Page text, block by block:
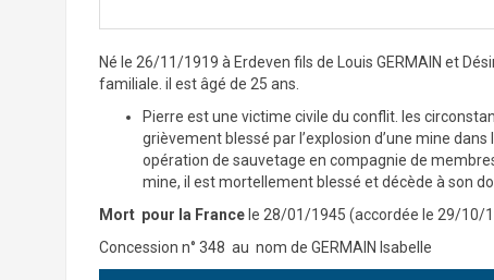
Né le 26/11/1919 à Erdeven fils de Louis GERMAIN et
familiale. il est âgé de 25 ans.
Pierre est une victime civile du conflit. les
grièvement blessé par l’explosion d’une mine
opération de sauvetage en compagnie de
mine, il est mortellement blessé et décède à son
Mort pour la Francele 28/01/1945 (accordée le 29/10/
Concession n° 348 au nom de GERMAIN Isabelle